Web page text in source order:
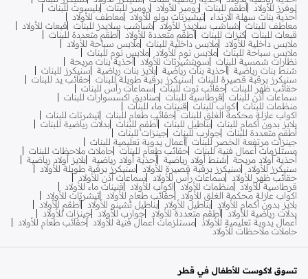
لوفرز للأولاد أطقم للبنات رومبر للأولاد رومبر للبنات بليسوت للبنات
أحذية بنات سهلة الارتداء تيشيرتات بولو للأولاد معاطف للأولاد
معاطف للبنات
شباشب سلايدز للأولاد شباشب سلايدز للبنات
قبعات للأولاد
قبعات للبنات كنزات للبنات أطقم متعددة للأولاد أطقم متعددة للبنات
ملابس داخلية للأولاد ملابس داخلية للبنات ملابس سباحة للأولاد
ملابس سباحة للبنات ملابس نوم للأولاد ملابس نوم للبنات
نظارات شمسية للبنات
سويتشيرتات للأولاد أحذية بنات مريحة
شنط بنات رياضية أحذية بنات رياضية بلايز بنات رياضية
سنيكرز للبنات
سنيكرز برقبة قصيرة للبنات
سنيكرز برقبة طويلة للبنات حقائب يد للبنات
حقائب ظهر للبنات حقائب توت للبنات
سماعات رأس للبنات
سماعات أذن للبنات
قرطاسية للبنات صناديق اكسسوارات للبنات
منظمات للبنات
اكواب للبنات
قنينات ماء للبنات
اكواب عازلة محكمة الغلق للبنات حقائب طعام للبنات تيشرتات للبنات
بلايز بدون أكمام للبنات بناطيل للبنات أطقم للبنات بدلات رياضية للبنات
أطقم متعددة للبنات جوارب للبنات جينزات للبنات
جينزات مرتفعة الخصر للبنات أعمال يدوية تعليمية للبنات
مستلزمات أعمال فنية للبنات حقائب طعام للبنات حاملات ملاحظات للبنات
أحذية أولاد مريحة
شنط أولاد رياضية أحذية أولاد رياضية بلايز أولاد رياضية
سنيكرز للأولاد
سنيكرز برقبة قصيرة للأولاد
سنيكرز برقبة طويلة للأولاد
حقائب ظهر للأولاد
سماعات رأس للأولاد
سماعات أذن للأولاد
قرطاسية للأولاد منظمات للأولاد اكواب للأولاد
قنينات ماء للأولاد
اكواب عازلة محكمة الغلق للأولاد حقائب طعام للأولاد تيشرتات للأولاد
بلايز بدون أكمام للأولاد بناطيل للأولاد بناطيل تشينو للأولاد أطقم للأولاد
بدلات رياضية للأولاد أطقم متعددة للأولاد جوارب للأولاد جينزات للأولاد
أعمال يدوية تعليمية للأولاد مستلزمات أعمال فنية للأولاد حقائب طعام للأولاد
حاملات ملاحظات للأولاد
تسوق لاكوست للأطفال في قطر